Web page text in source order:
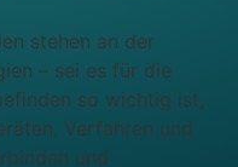
stehen an der
– sei es für die
so wichtig ist,
Verfahren und
und